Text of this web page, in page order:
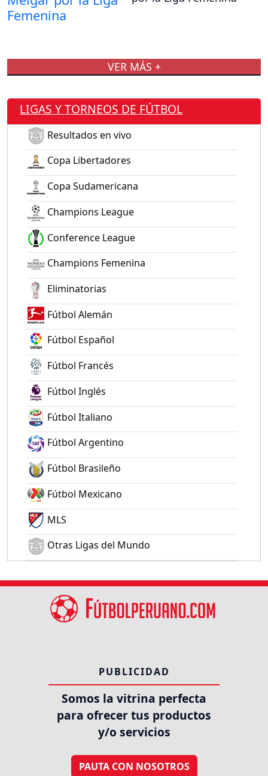
VER MÁS +
LIGAS Y TORNEOS DE FÚTBOL
Resultados en vivo
Copa Libertadores
Copa Sudamericana
Champions League
Conference League
Champions Femenina
Eliminatorias
Fútbol Alemán
Fútbol Español
Fútbol Francés
Fútbol Inglés
Fútbol Italiano
Fútbol Argentino
Fútbol Brasileño
Fútbol Mexicano
MLS
Otras Ligas del Mundo
PUBLICIDAD
Somos la vitrina perfecta
para ofrecer tus productos
y/o servicios
PAUTA CON NOSOTROS